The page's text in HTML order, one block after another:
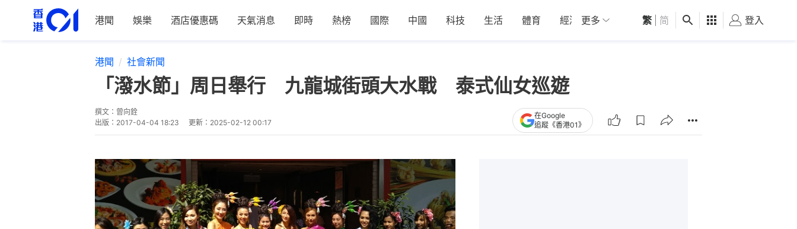
港聞 娛樂 酒店優惠碼 天氣消息 即時 熱榜 國際 中國 科技 生活 體育 經濟 01深圳 觀點 健康 好食玩飛
更多 繁 简 登入
港聞 社會新聞
「潑水節」周日舉行 九龍城街頭大水戰 泰式仙女巡遊
撰文： 曾向銓
出版： 2017-04-04 18:23 更新： 2025-02-12 00:17
在Google
追蹤《香港01》